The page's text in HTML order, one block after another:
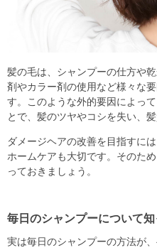
髪の毛は、シャンプーの仕方や
剤やカラー剤の使用など様々な
す。このような外的要因によっ
とで、髪のツヤやコシを失い、
ダメージヘアの改善を目指すに
ホームケアも大切です。そのた
っておきましょう。
毎日のシャンプーについて
実は毎日のシャンプーの方法が